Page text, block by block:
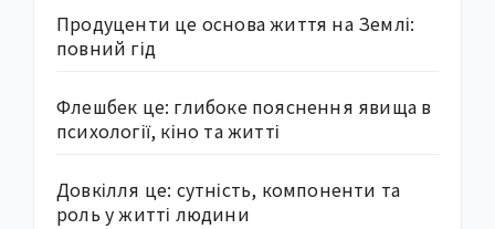
Продуценти це основа життя на Землі:
повний гід
Флешбек це: глибоке пояснення явища в
психології, кіно та житті
Довкілля це: сутність, компоненти та
роль у житті людини